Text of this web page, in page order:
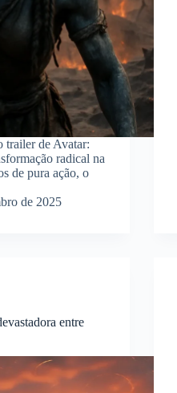
trailer de Avatar:
radical na
de pura ação, o
de 2025
entre